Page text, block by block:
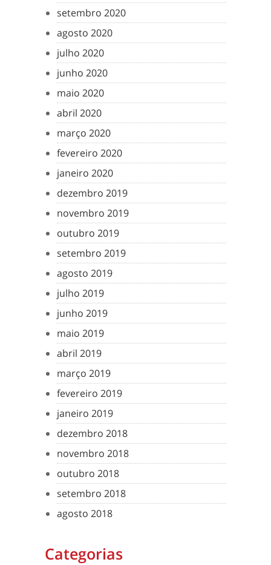
setembro 2020
agosto 2020
julho 2020
junho 2020
maio 2020
abril 2020
março 2020
fevereiro 2020
janeiro 2020
dezembro 2019
novembro 2019
outubro 2019
setembro 2019
agosto 2019
julho 2019
junho 2019
maio 2019
abril 2019
março 2019
fevereiro 2019
janeiro 2019
dezembro 2018
novembro 2018
outubro 2018
setembro 2018
agosto 2018
Categorias